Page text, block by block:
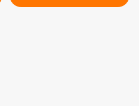
oct. 2012 >